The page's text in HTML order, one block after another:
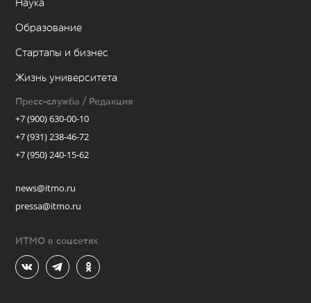
Наука
Образование
Стартапы и бизнес
Жизнь университета
Пресс-служба / Редакция
+7 (900) 630-00-10
+7 (931) 238-46-72
+7 (950) 240-15-62
news@itmo.ru
pressa@itmo.ru
ИТМО в соцсетях